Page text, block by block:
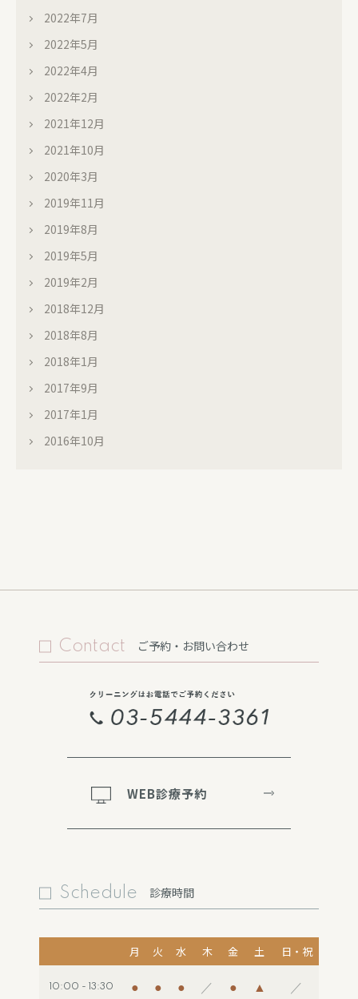
2022年7月
2022年5月
2022年4月
2022年2月
2021年12月
2021年10月
2020年3月
2019年11月
2019年8月
2019年5月
2019年2月
2018年12月
2018年8月
2018年1月
2017年9月
2017年1月
2016年10月
Contact ご予約・お問い合わせ
WEB診療予約
Schedule 診療時間
月 火 水 木 金 土 日・祝
10:00 - 13:30 ● ● ● ／ ● ▲ ／